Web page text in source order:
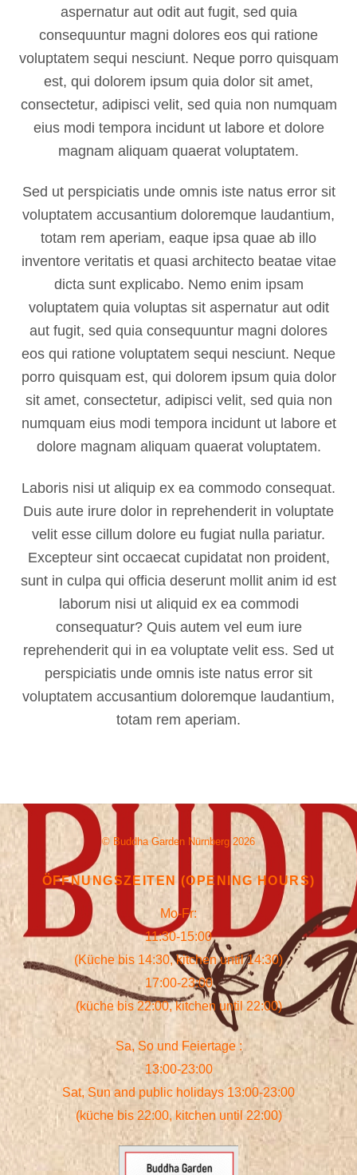
aspernatur aut odit aut fugit, sed quia
consequuntur magni dolores eos qui ratione
voluptatem sequi nesciunt. Neque porro quisquam
est, qui dolorem ipsum quia dolor sit amet,
consectetur, adipisci velit, sed quia non numquam
eius modi tempora incidunt ut labore et dolore
magnam aliquam quaerat voluptatem.
Sed ut perspiciatis unde omnis iste natus error sit
voluptatem accusantium doloremque laudantium,
totam rem aperiam, eaque ipsa quae ab illo
inventore veritatis et quasi architecto beatae vitae
dicta sunt explicabo. Nemo enim ipsam
voluptatem quia voluptas sit aspernatur aut odit
aut fugit, sed quia consequuntur magni dolores
eos qui ratione voluptatem sequi nesciunt. Neque
porro quisquam est, qui dolorem ipsum quia dolor
sit amet, consectetur, adipisci velit, sed quia non
numquam eius modi tempora incidunt ut labore et
dolore magnam aliquam quaerat voluptatem.
Laboris nisi ut aliquip ex ea commodo consequat.
Duis aute irure dolor in reprehenderit in voluptate
velit esse cillum dolore eu fugiat nulla pariatur.
Excepteur sint occaecat cupidatat non proident,
sunt in culpa qui officia deserunt mollit anim id est
laborum nisi ut aliquid ex ea commodi
consequatur? Quis autem vel eum iure
reprehenderit qui in ea voluptate velit ess. Sed ut
perspiciatis unde omnis iste natus error sit
voluptatem accusantium doloremque laudantium,
totam rem aperiam.
© Buddha Garden Nürnberg 2026
ÖFFNUNGSZEITEN (OPENING HOURS)
Mo-Fr:
11:30-15:00
(Küche bis 14:30, kitchen until 14:30)
17:00-23:00
(küche bis 22:00, kitchen until 22:00)
Sa, So und Feiertage :
13:00-23:00
Sat, Sun and public holidays 13:00-23:00
(küche bis 22:00, kitchen until 22:00)